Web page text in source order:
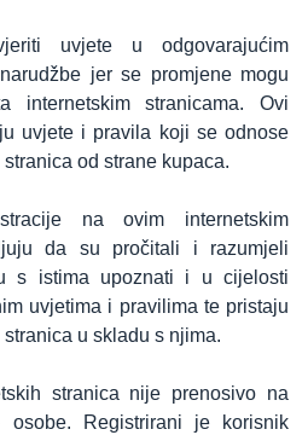
uvjete u odgovarajućim
jer se promjene mogu
internetskim stranicama. Ovi
uvjete i pravila koji se odnose
od strane kupaca.
na ovim internetskim
da su pročitali i razumjeli
s istima upoznati i u cijelosti
uvjetima i pravilima te pristaju
u skladu s njima.
stranica nije prenosivo na
Registrirani je korisnik